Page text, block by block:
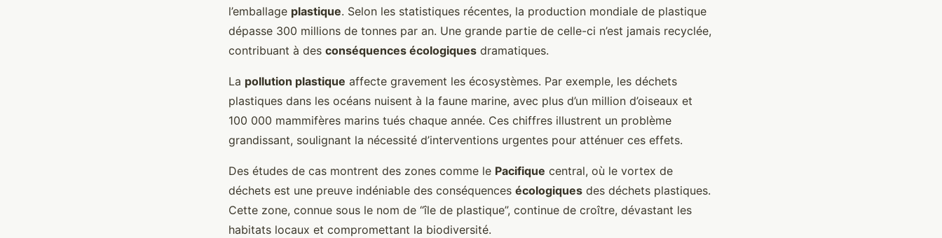
l’emballage plastique. Selon les statistiques récentes, la production mondiale de plastique
dépasse 300 millions de tonnes par an. Une grande partie de celle-ci n’est jamais recyclée,
contribuant à des conséquences écologiques dramatiques.
La pollution plastique affecte gravement les écosystèmes. Par exemple, les déchets
plastiques dans les océans nuisent à la faune marine, avec plus d’un million d’oiseaux et
100 000 mammifères marins tués chaque année. Ces chiffres illustrent un problème
grandissant, soulignant la nécessité d’interventions urgentes pour atténuer ces effets.
Des études de cas montrent des zones comme le Pacifique central, où le vortex de
déchets est une preuve indéniable des conséquences écologiques des déchets plastiques.
Cette zone, connue sous le nom de “île de plastique”, continue de croître, dévastant les
habitats locaux et compromettant la biodiversité.